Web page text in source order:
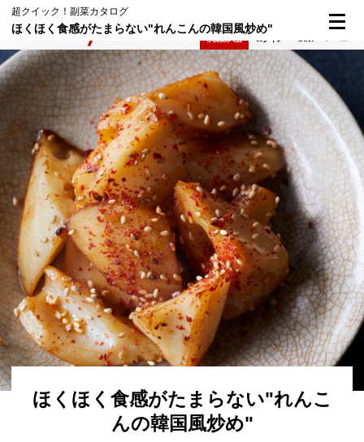
超クイック！副菜カタログ
ほくほく食感がたまらない"れんこんの韓国風炒め"
ほくほく食感がたまらない"れんこ
んの韓国風炒め"